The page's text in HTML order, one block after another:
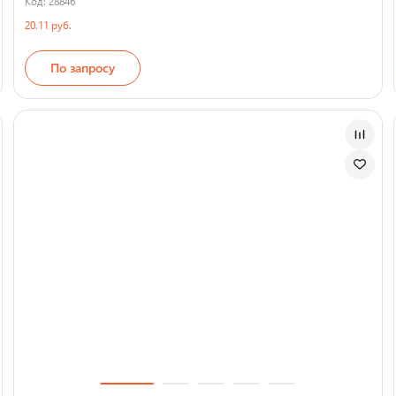
20.11 руб.
По запросу